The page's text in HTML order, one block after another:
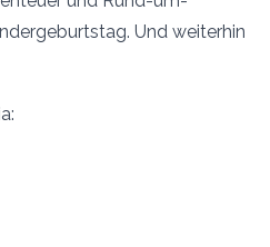
Und weiterhin